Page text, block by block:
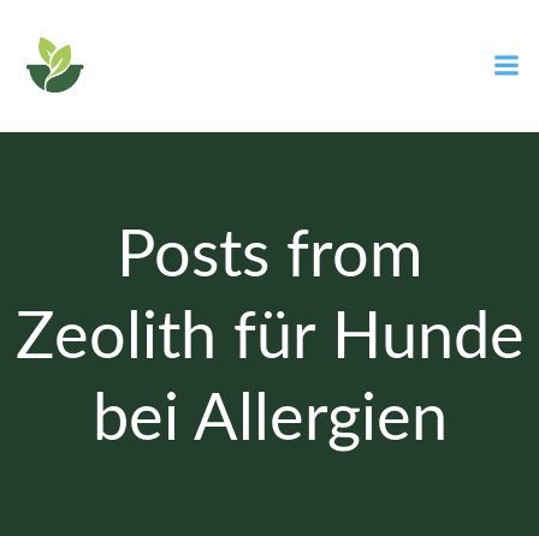
Posts from
Zeolith für Hunde
bei Allergien